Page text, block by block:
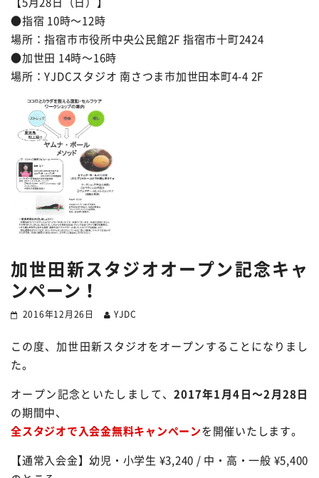
●指宿 10時〜12時
場所：指宿市市役所中央公民館2F 指宿市十町2424
●加世田 14時〜16時
場所：YJDCスタジオ 南さつま市加世田本町4-4 2F
加世田新スタジオオープン記念キャ
ンペーン！
2016年12月26日 YJDC
この度、加世田新スタジオをオープンすることになりまし
た。
オープン記念といたしまして、2017年1月4日～2月28日
の期間中、
全スタジオで入会金無料キャンペーンを開催いたします。
【通常入会金】幼児・小学生 ¥3,240 / 中・高・一般 ¥5,400